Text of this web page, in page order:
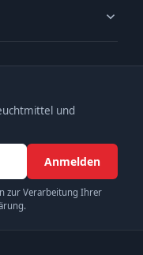
und
Anmelden
zur Verarbeitung Ihrer